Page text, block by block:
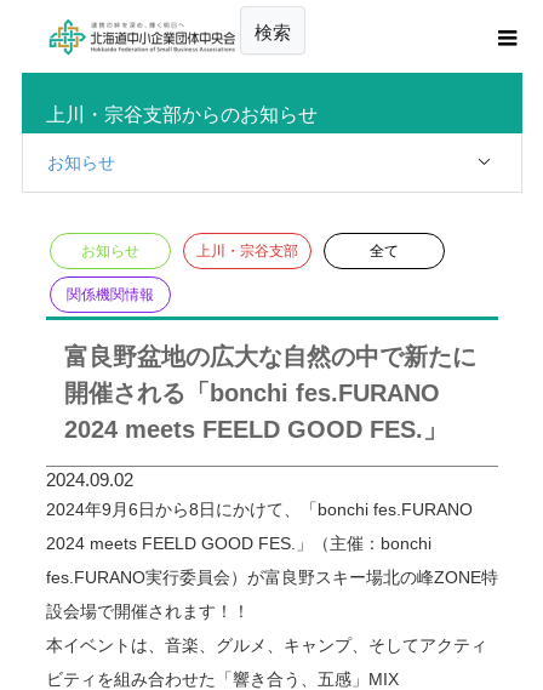
検索
上川・宗谷支部からのお知らせ
お知らせ
お知らせ 上川・宗谷支部 全て
関係機関情報
富良野盆地の広大な自然の中で新たに
開催される「bonchi fes.FURANO
2024 meets FEELD GOOD FES.」
2024.09.02
2024年9月6日から8日にかけて、「bonchi fes.FURANO
2024 meets FEELD GOOD FES.」（主催：bonchi
fes.FURANO実行委員会）が富良野スキー場北の峰ZONE特
設会場で開催されます！！
本イベントは、音楽、グルメ、キャンプ、そしてアクティ
ビティを組み合わせた「響き合う、五感」MIX